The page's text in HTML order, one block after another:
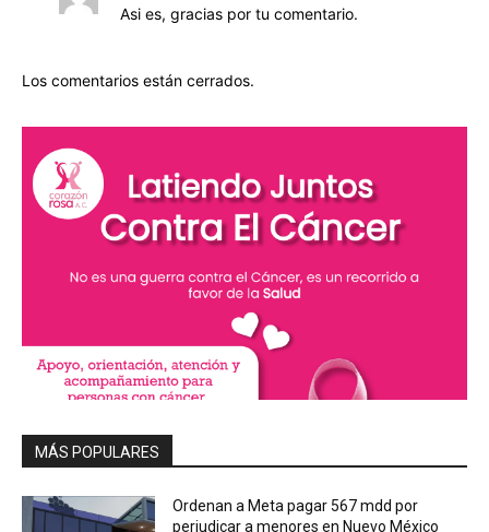
Asi es, gracias por tu comentario.
Los comentarios están cerrados.
MÁS POPULARES
Ordenan a Meta pagar 567 mdd por
perjudicar a menores en Nuevo México